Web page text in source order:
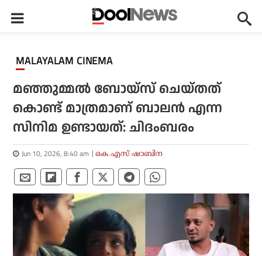
MALAYALAM CINEMA
മഞ്ഞുമ്മൽ ബോയ്സ് ചെയ്തത്
കൊണ്ട് മാത്രമാണ് ബാലൻ എന്ന
സിനിമ ഉണ്ടായത്: ചിദംബരം
Jun 10, 2026, 8:40 am കെ.എസ് ഷാബിന